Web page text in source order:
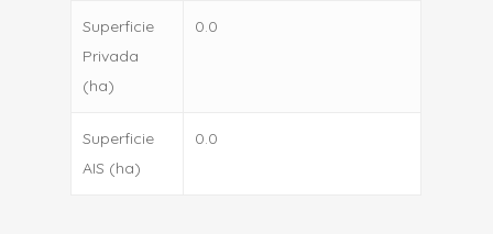
Superficie
Privada
(ha)
0.0
Superficie
AIS (ha)
0.0